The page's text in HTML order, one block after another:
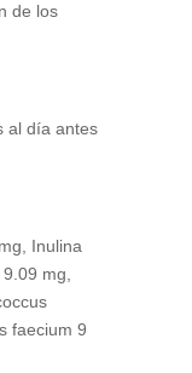
de los
al día antes
Inulina
mg,
faecium 9